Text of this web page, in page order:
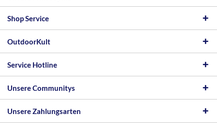
Shop Service
OutdoorKult
Service Hotline
Unsere Communitys
Unsere Zahlungsarten